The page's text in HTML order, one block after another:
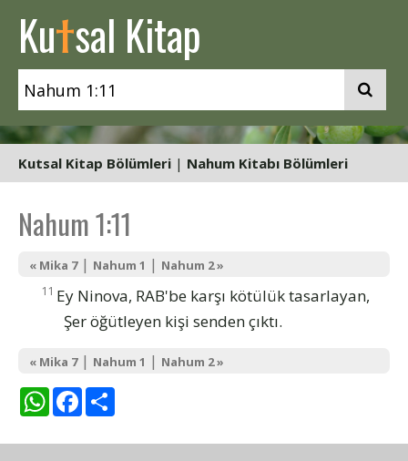
Kutsal Kitap
Kutsal Kitap Bölümleri | Nahum Kitabı Bölümleri
Nahum 1:11
« Mika 7| Nahum 1 | Nahum 2 »
11 Ey Ninova, RAB'be karşı kötülük tasarlayan,
Şer öğütleyen kişi senden çıktı.
« Mika 7| Nahum 1 | Nahum 2 »
WhatsAppFacebook